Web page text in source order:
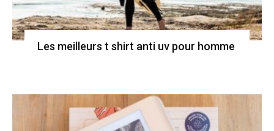
Les meilleurs t shirt anti uv pour homme